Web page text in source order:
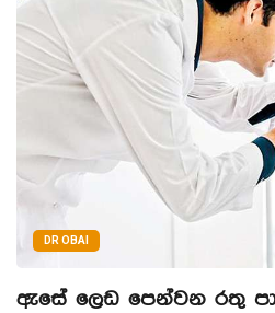
DR OBAI
ඇසේ ලෙඩ පෙන්වන රතු